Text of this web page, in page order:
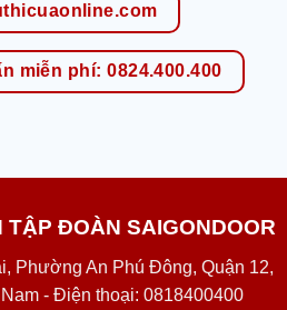
miễn phí: 0824.400.400
TẬP ĐOÀN SAIGONDOOR
Phường An Phú Đông, Quận 12,
- Điện thoại: 0818400400